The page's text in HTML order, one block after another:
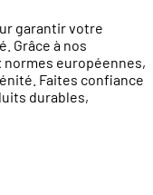
garantir votre
Grâce à nos
européennes,
Faites confiance
durables,